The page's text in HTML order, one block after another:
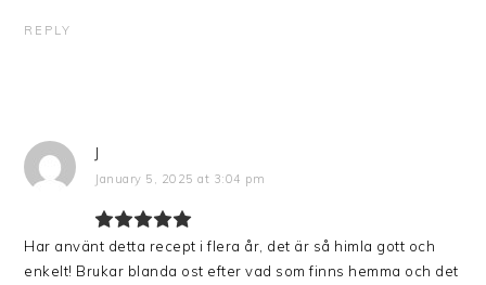
REPLY
J
January 5, 2025 at 3:04 pm
Har använt detta recept i flera år, det är så himla gott och
enkelt! Brukar blanda ost efter vad som finns hemma och det